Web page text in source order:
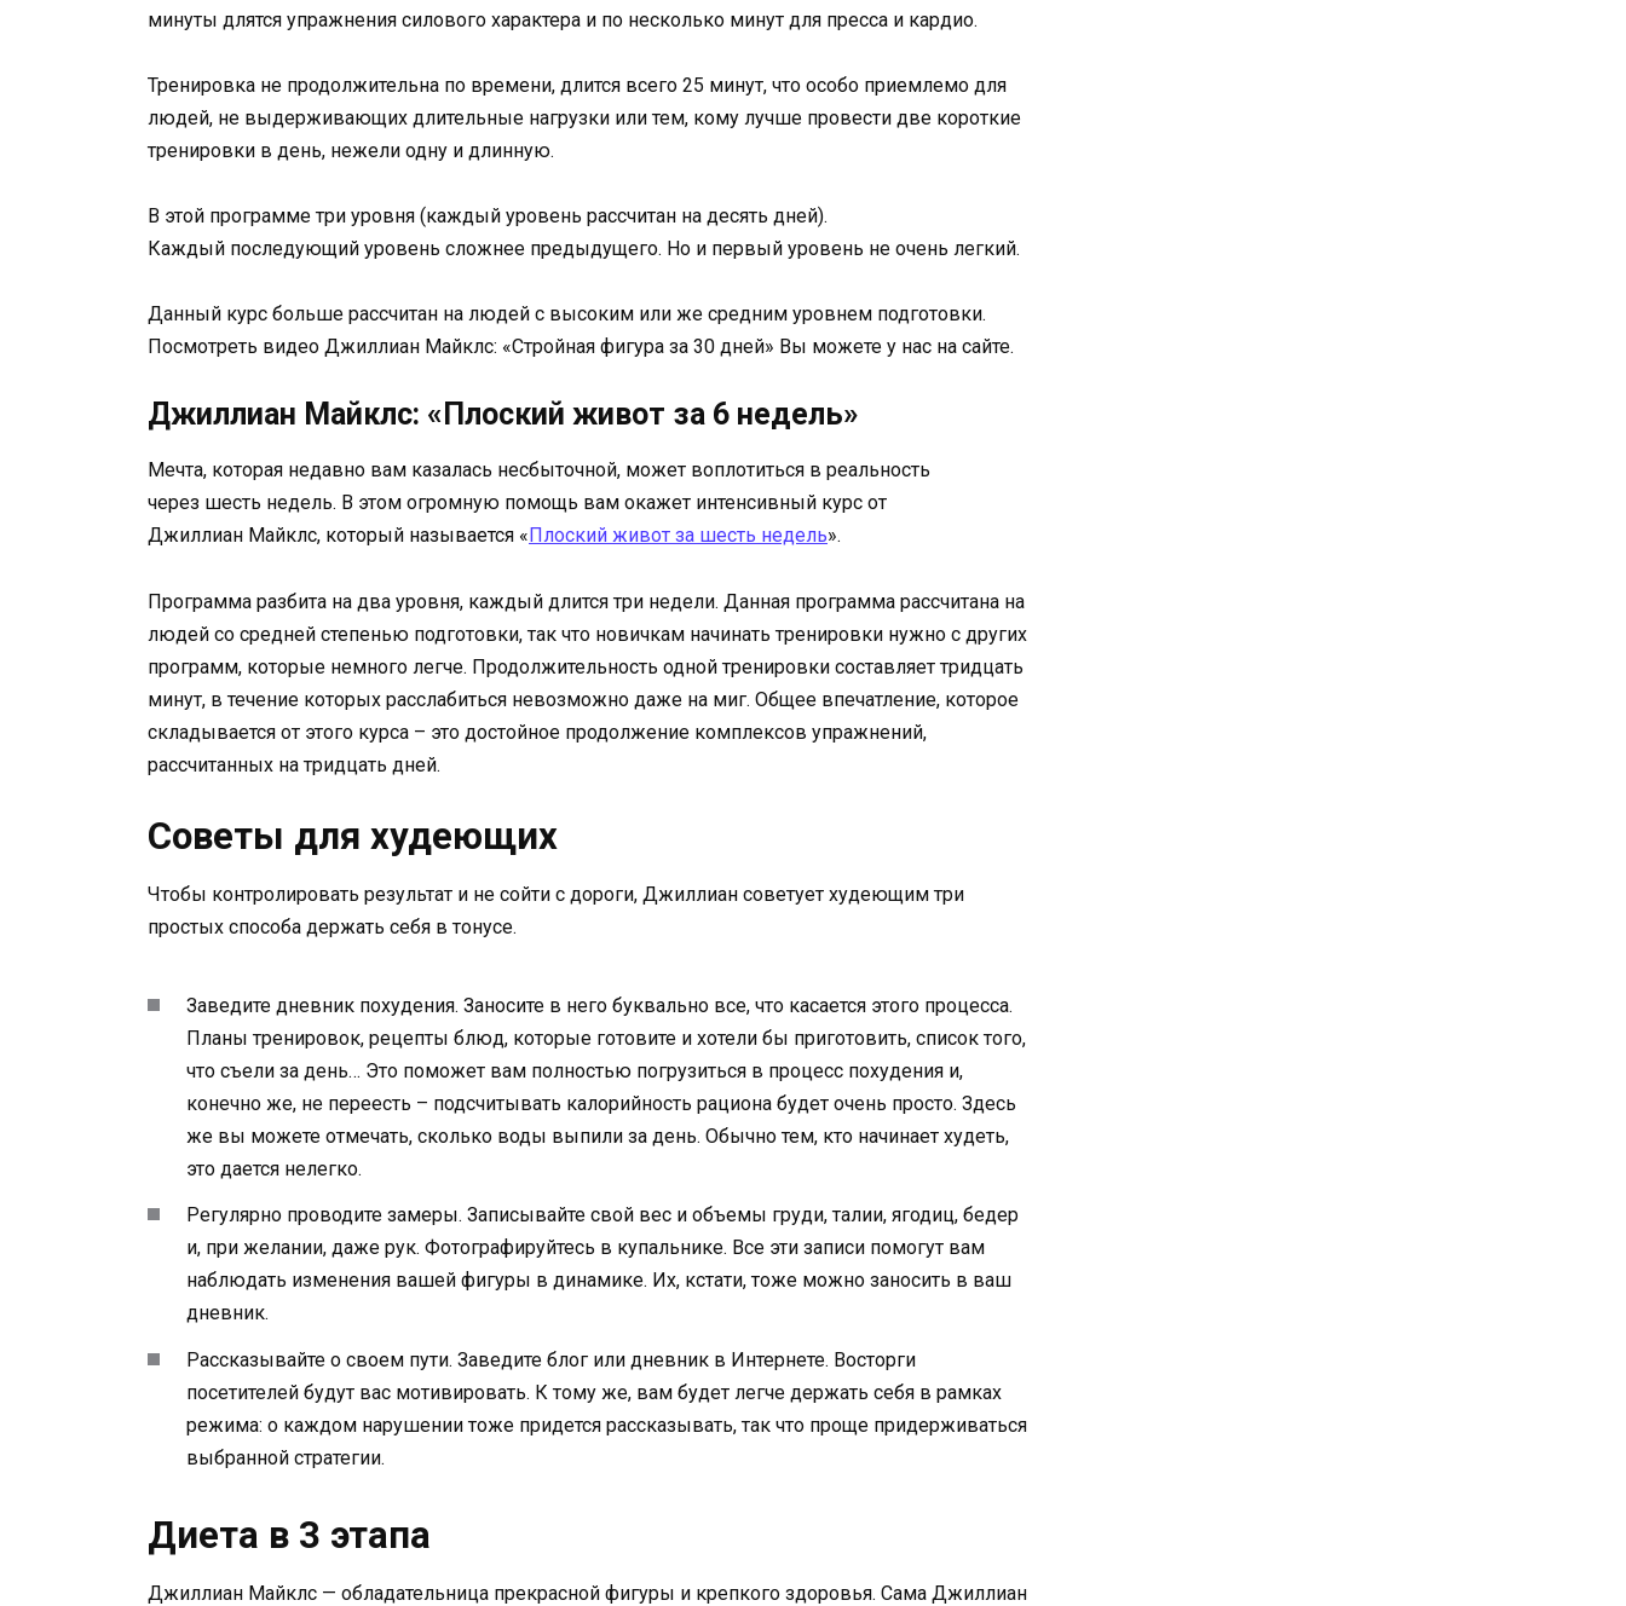
минуты длятся упражнения силового характера и по несколько минут для пресса и кардио.
Тренировка не продолжительна по времени, длится всего 25 минут, что особо приемлемо для
людей, не выдерживающих длительные нагрузки или тем, кому лучше провести две короткие
тренировки в день, нежели одну и длинную.
В этой программе три уровня (каждый уровень рассчитан на десять дней).
Каждый последующий уровень сложнее предыдущего. Но и первый уровень не очень легкий.
Данный курс больше рассчитан на людей с высоким или же средним уровнем подготовки.
Посмотреть видео Джиллиан Майклс: «Стройная фигура за 30 дней» Вы можете у нас на сайте.
Джиллиан Майклс: «Плоский живот за 6 недель»
Мечта, которая недавно вам казалась несбыточной, может воплотиться в реальность
через шесть недель. В этом огромную помощь вам окажет интенсивный курс от
Джиллиан Майклс, который называется « Плоский живот за шесть недель».
Программа разбита на два уровня, каждый длится три недели. Данная программа рассчитана на
людей со средней степенью подготовки, так что новичкам начинать тренировки нужно с других
программ, которые немного легче. Продолжительность одной тренировки составляет тридцать
минут, в течение которых расслабиться невозможно даже на миг. Общее впечатление, которое
складывается от этого курса – это достойное продолжение комплексов упражнений,
рассчитанных на тридцать дней.
Советы для худеющих
Чтобы контролировать результат и не сойти с дороги, Джиллиан советует худеющим три
простых способа держать себя в тонусе.
Заведите дневник похудения. Заносите в него буквально все, что касается этого процесса.
Планы тренировок, рецепты блюд, которые готовите и хотели бы приготовить, список того,
что съели за день… Это поможет вам полностью погрузиться в процесс похудения и,
конечно же, не переесть – подсчитывать калорийность рациона будет очень просто. Здесь
же вы можете отмечать, сколько воды выпили за день. Обычно тем, кто начинает худеть,
это дается нелегко.
Регулярно проводите замеры. Записывайте свой вес и объемы груди, талии, ягодиц, бедер
и, при желании, даже рук. Фотографируйтесь в купальнике. Все эти записи помогут вам
наблюдать изменения вашей фигуры в динамике. Их, кстати, тоже можно заносить в ваш
дневник.
Рассказывайте о своем пути. Заведите блог или дневник в Интернете. Восторги
посетителей будут вас мотивировать. К тому же, вам будет легче держать себя в рамках
режима: о каждом нарушении тоже придется рассказывать, так что проще придерживаться
выбранной стратегии.
Диета в 3 этапа
Джиллиан Майклс — обладательница прекрасной фигуры и крепкого здоровья. Сама Джиллиан